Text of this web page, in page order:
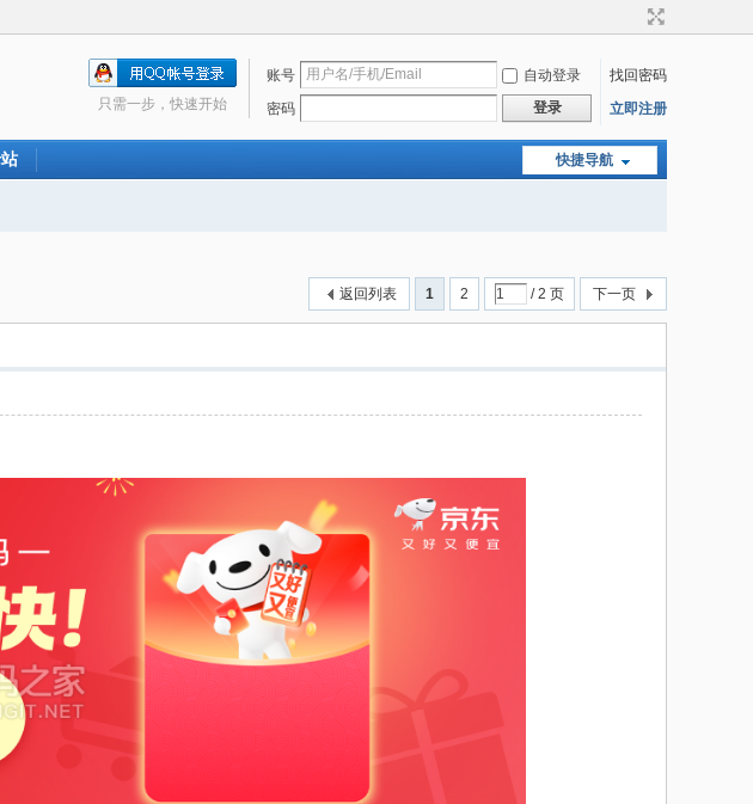
账号 自动登录
找回密码
密码
登录 立即注册
只需一步，快速开始
快捷导航
1 2 / 2 页 下一页
返回列表